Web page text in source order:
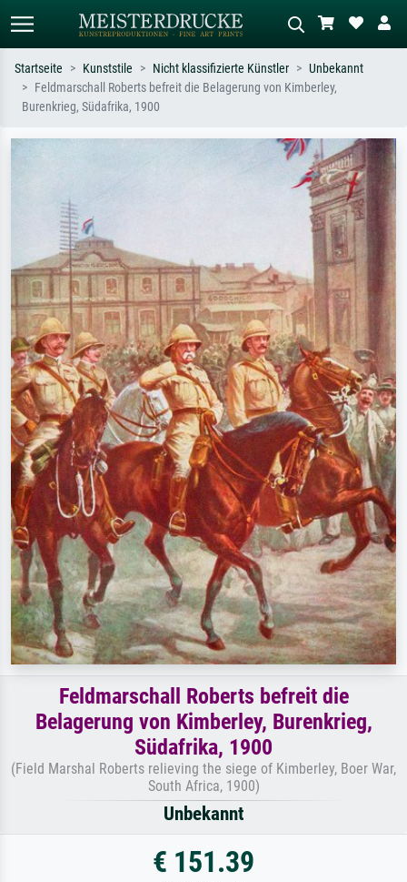
Standardsuche
Wiese, Abstrakt mit viel Rot, Dunkles
Ölgemälde, Stehender Akt neben einem
Baum.
Startseite Kunststile Nicht klassifizierte Künstler
Unbekannt
Feldmarschall Roberts befreit die Belagerung von Kimberley,
Burenkrieg, Südafrika, 1900
Feldmarschall Roberts befreit die
Belagerung von Kimberley, Burenkrieg,
Südafrika, 1900
(Field Marshal Roberts relieving the siege of Kimberley, Boer War,
South Africa, 1900)
Unbekannt
€ 151.39